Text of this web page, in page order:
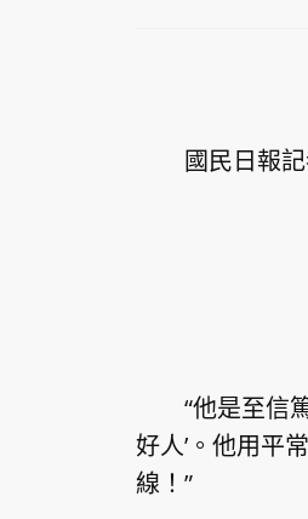
國民日報記
“他是至信篤
好人’。他用平
線！”